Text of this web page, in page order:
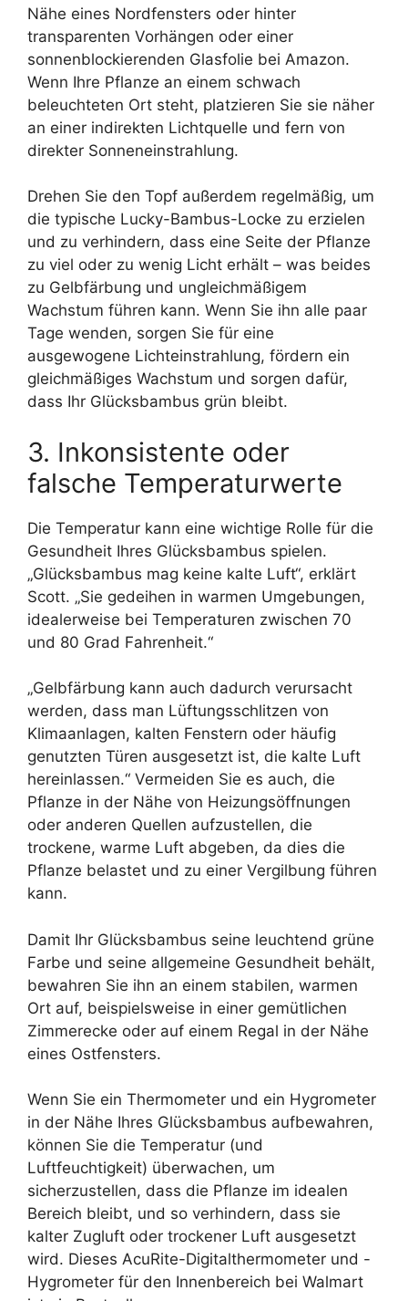
Nähe eines Nordfensters oder hinter
transparenten Vorhängen oder einer
sonnenblockierenden Glasfolie bei Amazon.
Wenn Ihre Pflanze an einem schwach
beleuchteten Ort steht, platzieren Sie sie näher
an einer indirekten Lichtquelle und fern von
direkter Sonneneinstrahlung.
Drehen Sie den Topf außerdem regelmäßig, um
die typische Lucky-Bambus-Locke zu erzielen
und zu verhindern, dass eine Seite der Pflanze
zu viel oder zu wenig Licht erhält – was beides
zu Gelbfärbung und ungleichmäßigem
Wachstum führen kann. Wenn Sie ihn alle paar
Tage wenden, sorgen Sie für eine
ausgewogene Lichteinstrahlung, fördern ein
gleichmäßiges Wachstum und sorgen dafür,
dass Ihr Glücksbambus grün bleibt.
3. Inkonsistente oder
falsche Temperaturwerte
Die Temperatur kann eine wichtige Rolle für die
Gesundheit Ihres Glücksbambus spielen.
„Glücksbambus mag keine kalte Luft“, erklärt
Scott. „Sie gedeihen in warmen Umgebungen,
idealerweise bei Temperaturen zwischen 70
und 80 Grad Fahrenheit.“
„Gelbfärbung kann auch dadurch verursacht
werden, dass man Lüftungsschlitzen von
Klimaanlagen, kalten Fenstern oder häufig
genutzten Türen ausgesetzt ist, die kalte Luft
hereinlassen.“ Vermeiden Sie es auch, die
Pflanze in der Nähe von Heizungsöffnungen
oder anderen Quellen aufzustellen, die
trockene, warme Luft abgeben, da dies die
Pflanze belastet und zu einer Vergilbung führen
kann.
Damit Ihr Glücksbambus seine leuchtend grüne
Farbe und seine allgemeine Gesundheit behält,
bewahren Sie ihn an einem stabilen, warmen
Ort auf, beispielsweise in einer gemütlichen
Zimmerecke oder auf einem Regal in der Nähe
eines Ostfensters.
Wenn Sie ein Thermometer und ein Hygrometer
in der Nähe Ihres Glücksbambus aufbewahren,
können Sie die Temperatur (und
Luftfeuchtigkeit) überwachen, um
sicherzustellen, dass die Pflanze im idealen
Bereich bleibt, und so verhindern, dass sie
kalter Zugluft oder trockener Luft ausgesetzt
wird. Dieses AcuRite-Digitalthermometer und -
Hygrometer für den Innenbereich bei Walmart